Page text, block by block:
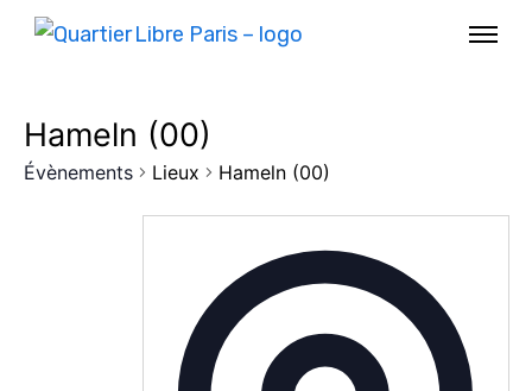
Hameln (00)
Évènements Lieux Hameln (00)